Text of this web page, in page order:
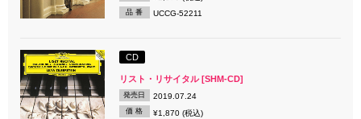
品 番 UCCG-52211
CD
リスト・リサイタル [SHM-CD]
発売日 2019.07.24
価 格 ¥1,870 (税込)